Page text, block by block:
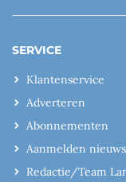
SERVICE
Klantenservice
Adverteren
Abonnementen
Aanmelden
Redactie/Team